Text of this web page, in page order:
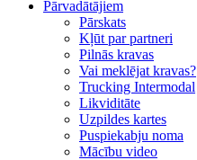
Pārvadātājiem
Pārskats
Kļūt par partneri
Pilnās kravas
Vai meklējat kravas?
Trucking Intermodal
Likviditāte
Uzpildes kartes
Puspiekabju noma
Mācību video